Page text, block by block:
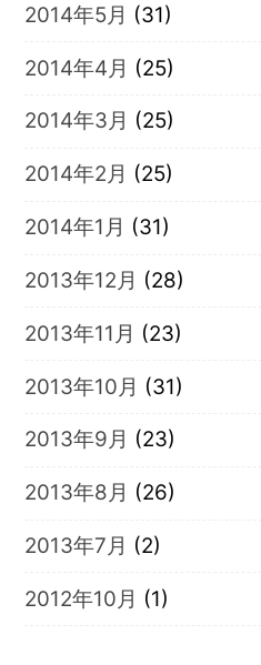
2014年5月 (31)
2014年4月 (25)
2014年3月 (25)
2014年2月 (25)
2014年1月 (31)
2013年12月 (28)
2013年11月 (23)
2013年10月 (31)
2013年9月 (23)
2013年8月 (26)
2013年7月 (2)
2012年10月 (1)